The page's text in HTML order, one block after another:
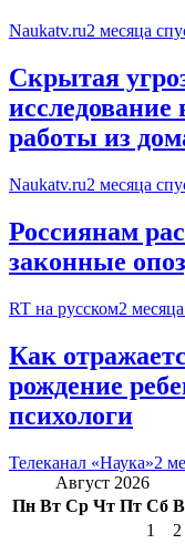
Naukatv.ru2 месяца
Скрытая
исследование
работы из
Naukatv.ru2 месяца
Россиянам
законные
RT на русском2
Как
рождение
психологи
Телеканал «Наука»2
Август 2026
Пн Вт Ср Чт Пт Сб
1
2